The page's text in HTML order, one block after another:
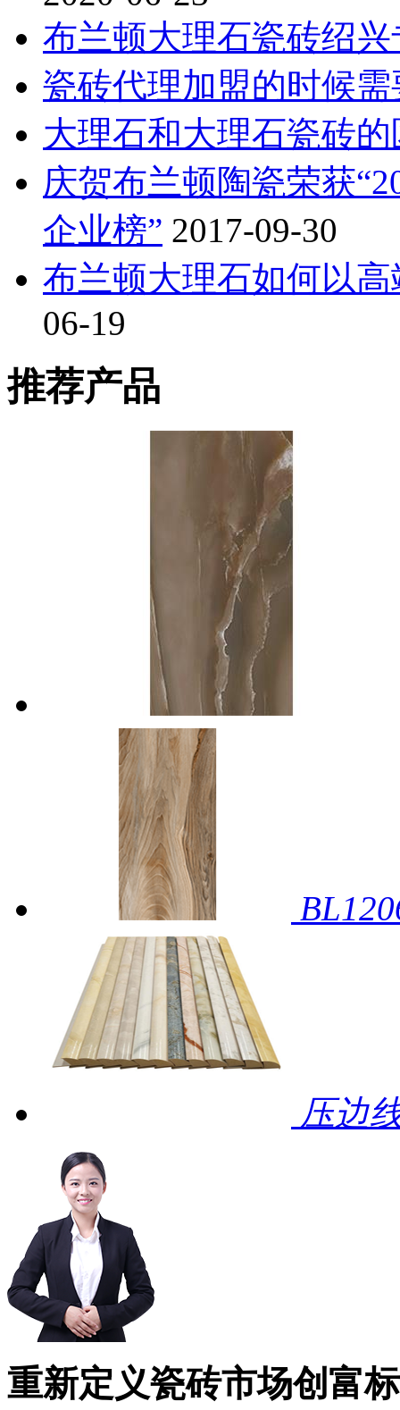
布兰顿大理石瓷砖绍
瓷砖代理加盟的时候
大理石和大理石瓷砖
庆贺布兰顿陶瓷荣获
企业榜” 2017-09-30
布兰顿大理石如何以
06-19
推荐产品
压边
重新定义瓷砖市场创富